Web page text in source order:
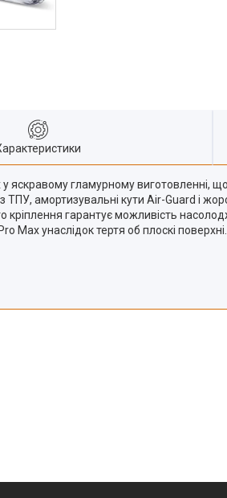
у яскравому гламурному виготовленні,
ТПУ, амортизувальні кути Air-Guard і
кріплення гарантує можливість
Max унаслідок тертя об плоскі